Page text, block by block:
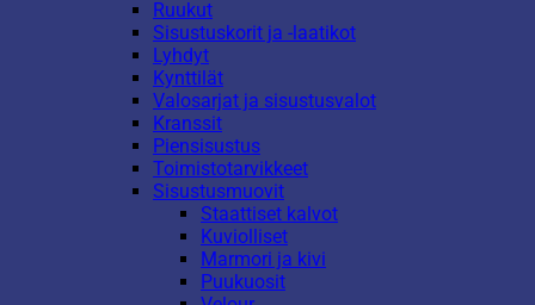
Ruukut
Sisustuskorit ja -laatikot
Lyhdyt
Kynttilät
Valosarjat ja sisustusvalot
Kranssit
Piensisustus
Toimistotarvikkeet
Sisustusmuovit
Staattiset kalvot
Kuviolliset
Marmori ja kivi
Puukuosit